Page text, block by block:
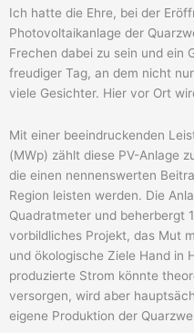
Ich hatte die Ehre, bei der
Photovoltaikanlage der
Frechen dabei zu sein und ein
freudiger Tag, an dem nicht
viele Gesichter. Hier vor Ort
Mit einer beeindruckenden
(MWp) zählt diese PV-Anlage
die einen nennenswerten
Region leisten werden. Die
Quadratmeter und beherbergt
vorbildliches Projekt, das Mut
und ökologische Ziele Hand in
produzierte Strom könnte
versorgen, wird aber
eigene Produktion der